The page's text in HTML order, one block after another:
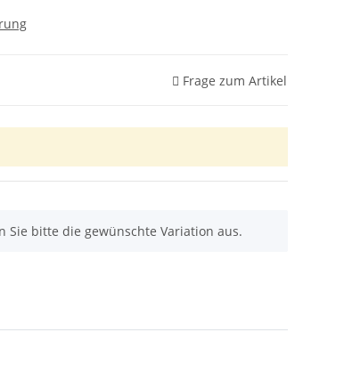
Frage zum Artikel
Sie bitte die gewünschte Variation aus.